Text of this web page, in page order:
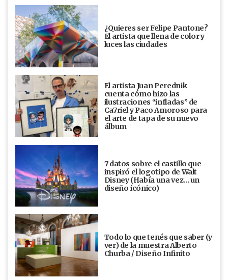
¿Quieres ser Felipe Pantone?
El artista que llena de color y
luces las ciudades
El artista Juan Perednik
cuenta cómo hizo las
ilustraciones “infladas” de
Ca7riel y Paco Amoroso para
el arte de tapa de su nuevo
álbum
7 datos sobre el castillo que
inspiró el logotipo de Walt
Disney (Había una vez... un
diseño ícónico)
Todo lo que tenés que saber (y
ver) de la muestra Alberto
Churba / Diseño Infinito